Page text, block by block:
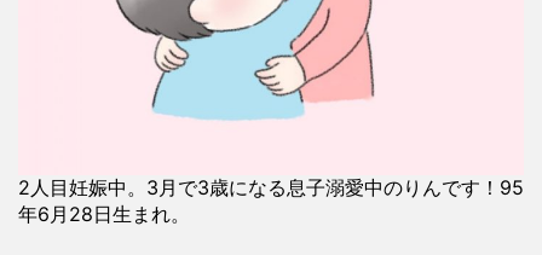
2人目妊娠中。3月で3歳になる息子溺愛中のりんです！95
年6月28日生まれ。